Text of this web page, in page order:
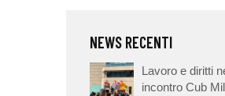
NEWS RECENTI
Lavoro e diritti
incontro Cub